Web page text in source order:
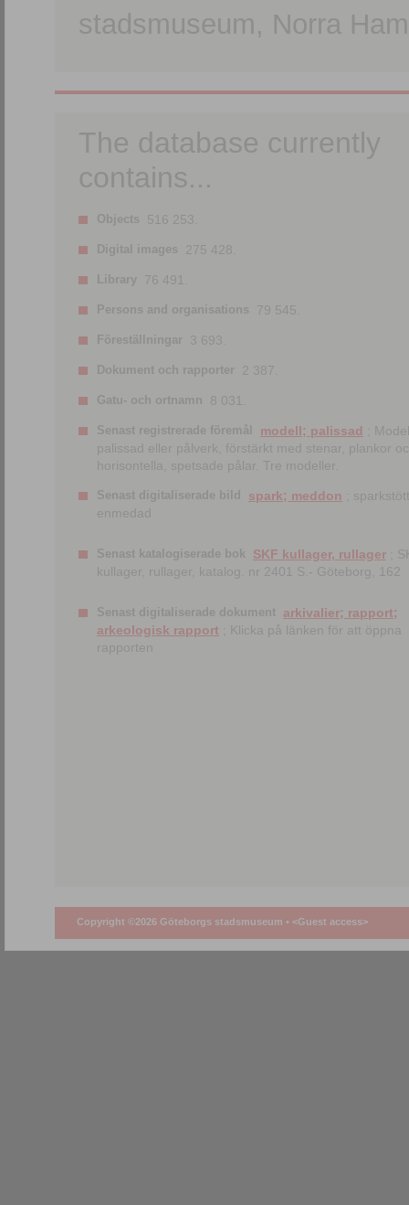
stadsmuseum, Norra
The database currently
contains...
Objects 516 253.
Digital images 275 428.
Library 76 491.
Persons and organisations 79 545.
Föreställningar 3 693.
Dokument och rapporter 2 387.
Gatu- och ortnamn 8 031.
Senast registrerade föremål modell; palissad
;
palissad eller pålverk, förstärkt med stenar, plankor
horisontella, spetsade pålar. Tre modeller.
Senast digitaliserade bild spark; meddon ;
enmedad
Senast katalogiserade bok SKF kullager, rullager ;
kullager, rullager, katalog. nr 2401 S.- Göteborg, 162
Senast digitaliserade dokument arkivalier; rapport;
arkeologisk rapport ; Klicka på länken för att öppna
rapporten
Copyright ©2026 Göteborgs stadsmuseum • <Guest access>